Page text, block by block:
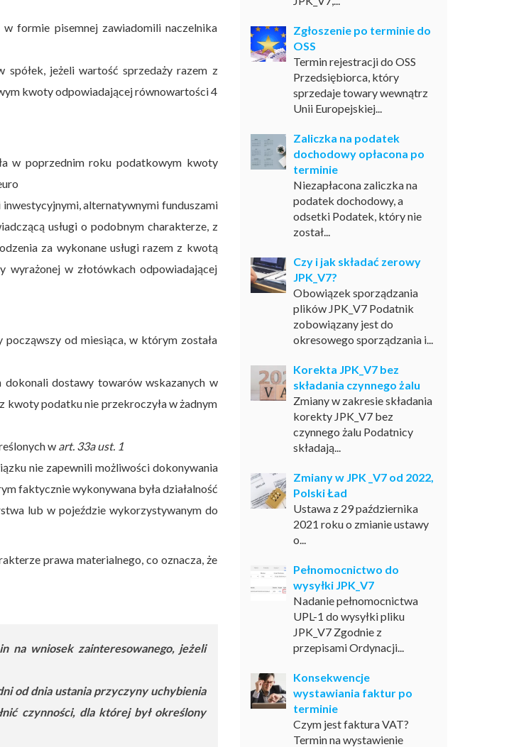
formie pisemnej zawiadomili naczelnika
jeżeli wartość sprzedaży razem z
kwoty odpowiadającej równowartości 4
w poprzednim roku podatkowym kwoty
alternatywnymi funduszami
usługi o podobnym charakterze, z
za wykonane usługi razem z kwotą
w złotówkach odpowiadającej
od miesiąca, w którym została
dostawy towarów wskazanych w
kwoty podatku nie przekroczyła w żadnym
w art. 33a ust. 1
nie zapewnili możliwości dokonywania
faktycznie wykonywana była działalność
lub w pojeździe wykorzystywanym do
prawa materialnego, co oznacza, że
na wniosek zainteresowanego, jeżeli
od dnia ustania przyczyny uchybienia
czynności, dla której był określony
Zgłoszenie po terminie do
OSS
Termin rejestracji do OSS
Przedsiębiorca, który
sprzedaje towary wewnątrz
Unii Europejskiej...
Zaliczka na podatek
dochodowy opłacona po
terminie
Niezapłacona zaliczka na
podatek dochodowy, a
odsetki Podatek, który nie
został...
Czy i jak składać zerowy
JPK_V7?
Obowiązek sporządzania
plików JPK_V7 Podatnik
zobowiązany jest do
okresowego sporządzania i...
Korekta JPK_V7 bez
składania czynnego żalu
Zmiany w zakresie składania
korekty JPK_V7 bez
czynnego żalu Podatnicy
składają...
Zmiany w JPK _V7 od 2022,
Polski Ład
Ustawa z 29 października
2021 roku o zmianie ustawy
o...
Pełnomocnictwo do
wysyłki JPK_V7
Nadanie pełnomocnictwa
UPL-1 do wysyłki pliku
JPK_V7 Zgodnie z
przepisami Ordynacji...
Konsekwencje
wystawiania faktur po
terminie
Czym jest faktura VAT?
Termin na wystawienie